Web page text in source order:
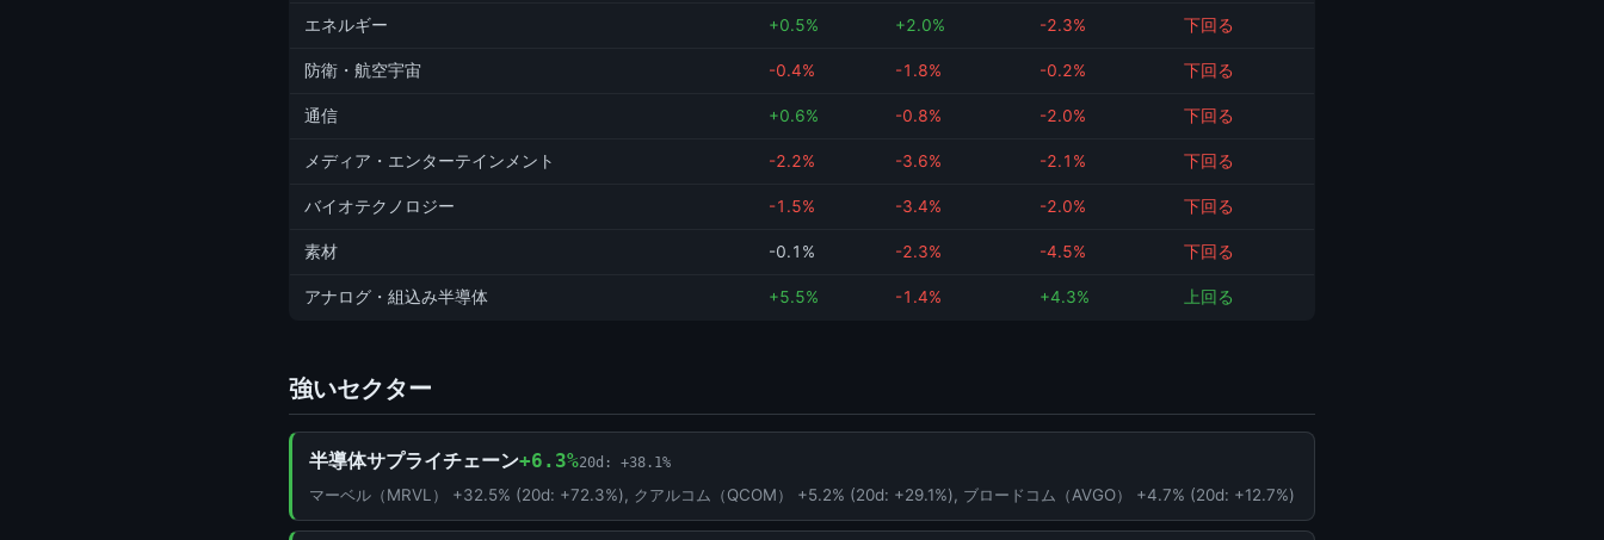
エネルギー +0.5% +2.0% -2.3% 下回る
防衛・航空宇宙 -0.4% -1.8% -0.2% 下回る
通信 +0.6% -0.8% -2.0% 下回る
メディア・エンターテインメント -2.2% -3.6% -2.1% 下回る
バイオテクノロジー -1.5% -3.4% -2.0% 下回る
素材 -0.1% -2.3% -4.5% 下回る
アナログ・組込み半導体 +5.5% -1.4% +4.3% 上回る
強いセクター
半導体サプライチェーン+6.3%20d: +38.1%
マーベル（MRVL） +32.5% (20d: +72.3%), クアルコム（QCOM） +5.2% (20d: +29.1%), ブロードコム（AVGO） +4.7% (20d: +12.7%)